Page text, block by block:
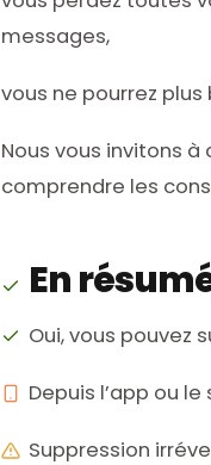
messages,
vous ne pourrez
Nous vous invitons
comprendre les
En
Oui, vous pouvez
Depuis l’app ou
Suppression